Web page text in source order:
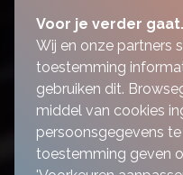
Voor je verder
Wij en onze partners
toestemming
gebruiken dit.
middel van cookies
persoonsgegevens
toestemming geven